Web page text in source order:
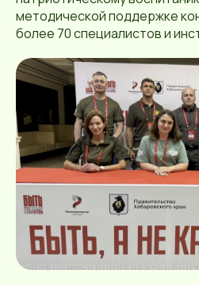
методической поддержке
более 70 специалистов и